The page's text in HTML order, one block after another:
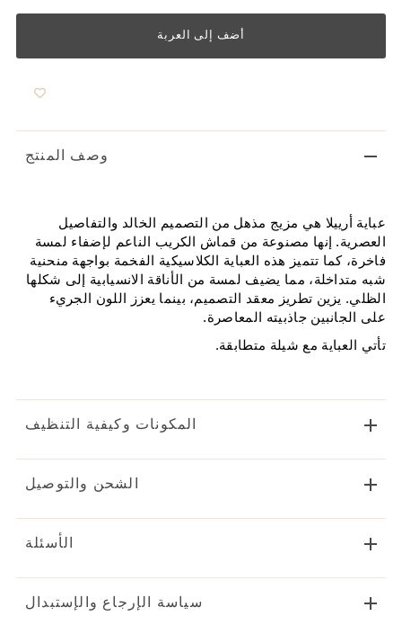
وصف المنتج
على الجانبين جاذبيته المعاصرة.
تأتي العباية مع شيلة متطابقة.
المكونات وكيفية التنظيف
الشحن والتوصيل
الأسئلة
سياسة الإرجاع والإستبدال